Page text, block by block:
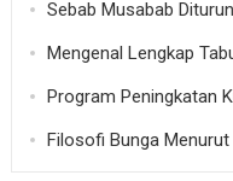
Sebab Musabab
Mengenal Lengkap
Program Peningkatan
Filosofi Bunga Menurut